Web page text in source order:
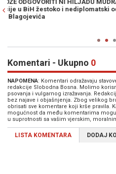
DODIK NA KOLJENIMA, VUČIĆEV
ŠIPOVA KAO GLAVNA
Vukanovića o posjeti iz Beograda
Komentari - Ukupno 0
NAPOMENA: Komentari odražavaju
redakcije Slobodna Bosna. Molimo
psovanja i vulgarnog izražavanja.
bez najave i objašnjenja. Zbog velikog
obrisati sve komentare koji krše pravila.
mogućnost da među komentarima
u suprotnosti sa vašim vjerskim,
LISTA KOMENTARA DODAJ